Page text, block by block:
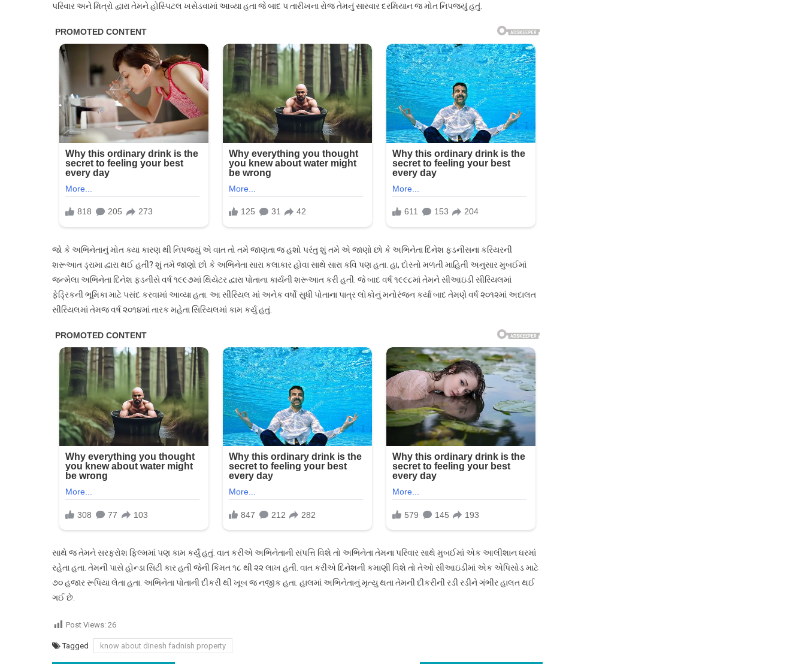
પરિવાર અને મિત્રો દ્વારા તેમને હોસ્પિટલ ખસેડવામાં આવ્યા હતા જે બાદ ૫ તારીખના રોજ તેમનું સારવાર દરમિયાન જ મોત નિપજ્યું હતું.
જો કે અભિનેતાનું મોત ક્યા કારણ થી નિપજ્યું એ વાત તો તમે જાણતા જ હશો પરંતુ શું તમે એ જાણો છો કે અભિનેતા દિનેશ ફડનીસના કરિયરની
શરૂઆત ડ્રામા દ્વારા થઈ હતી? શું તમે જાણો છો કે અભિનેતા સારા કલાકાર હોવા સાથે સારા કવિ પણ હતા. હા, દોસ્તો મળતી માહિતી અનુસાર મુબઈમાં
જન્મેલા અભિનેતા દિનેશ ફડનીસે વર્ષ ૧૯૯૭માં થિયેટર દ્વારા પોતાના કાર્યની શરૂઆત કરી હતી. જે બાદ વર્ષ ૧૯૯૮માં તેમને સીઆઇડી સીરિયલમાં
ફેડ્રિકની ભૂમિકા માટે પસંદ કરવામાં આવ્યા હતા. આ સીરિયલ માં અનેક વર્ષો સુધી પોતાના પાત્ર લોકોનું મનોરંજન કર્યા બાદ તેમણે વર્ષ ૨૦૧૨માં અદાલત
સીરિયલમાં તેમજ વર્ષ ૨૦૧૪માં તારક મહેતા સિરિયલમાં કામ કર્યુ હતું.
સાથે જ તેમને સરફરોશ ફિલ્મમાં પણ કામ કર્યું હતું. વાત કરીએ અભિનેતાની સંપત્તિ વિશે તો અભિનેતા તેમના પરિવાર સાથે મુબઈમાં એક આલીશાન ઘરમાં
રહેતા હતા. તેમની પાસે હોન્ડા સિટી કાર હતી જેની કિંમત ૧૮ થી ૨૨ લાખ હતી. વાત કરીએ દિનેશની કમાણી વિશે તો તેઓ સીઆઇડીમાં એક એપિસોડ માટે
૭૦ હજાર રૂપિયા લેતા હતા. અભિનેતા પોતાની દીકરી થી ખૂબ જ નજીક હતા. હાલમાં અભિનેતાનું મૃત્યુ થતા તેમની દીકરીની રડી રડીને ગંભીર હાલત થઈ
ગઈ છે.
Post Views: 26
Tagged know about dinesh fadnish property